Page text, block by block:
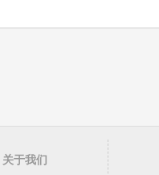
关于我们